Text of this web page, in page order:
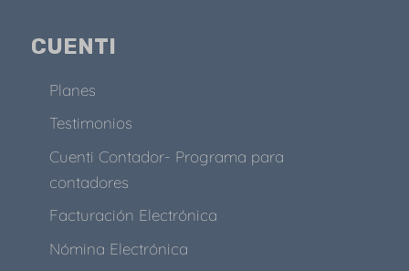
CUENTI
Planes
Testimonios
Cuenti Contador- Programa para
contadores
Facturación Electrónica
Nómina Electrónica